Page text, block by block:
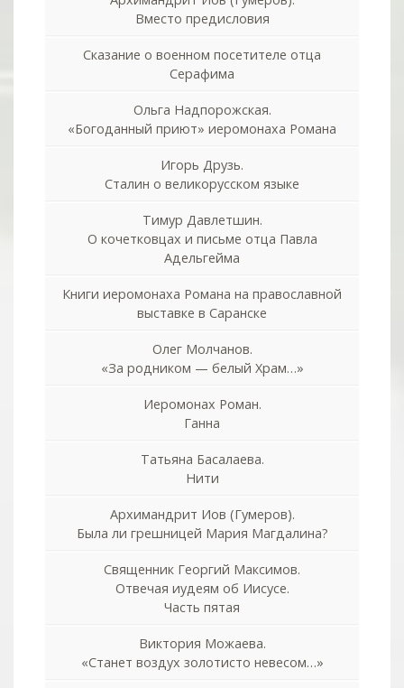
Вместо предисловия
Сказание о военном посетителе отца
Серафима
Ольга Надпорожская.
«Богоданный приют» иеромонаха Романа
Игорь Друзь.
Сталин о великорусском языке
Тимур Давлетшин.
О кочетковцах и письме отца Павла
Адельгейма
Книги иеромонаха Романа на православной
выставке в Саранске
Олег Молчанов.
«За родником — белый Храм…»
Иеромонах Роман.
Ганна
Татьяна Басалаева.
Нити
Архимандрит Иов (Гумеров).
Была ли грешницей Мария Магдалина?
Священник Георгий Максимов.
Отвечая иудеям об Иисусе.
Часть пятая
Виктория Можаева.
«Станет воздух золотисто невесом…»